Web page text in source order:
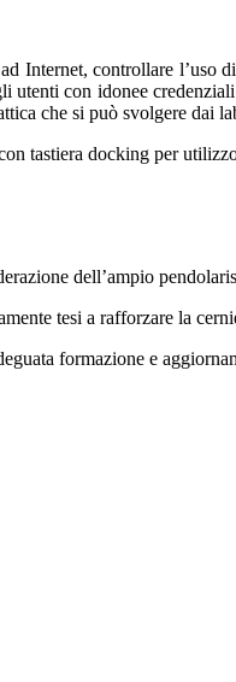
Internet, controllare
con idonee
che si può svolgere dai
tastiera docking per
dell’ampio
tesi a rafforzare la
formazione e